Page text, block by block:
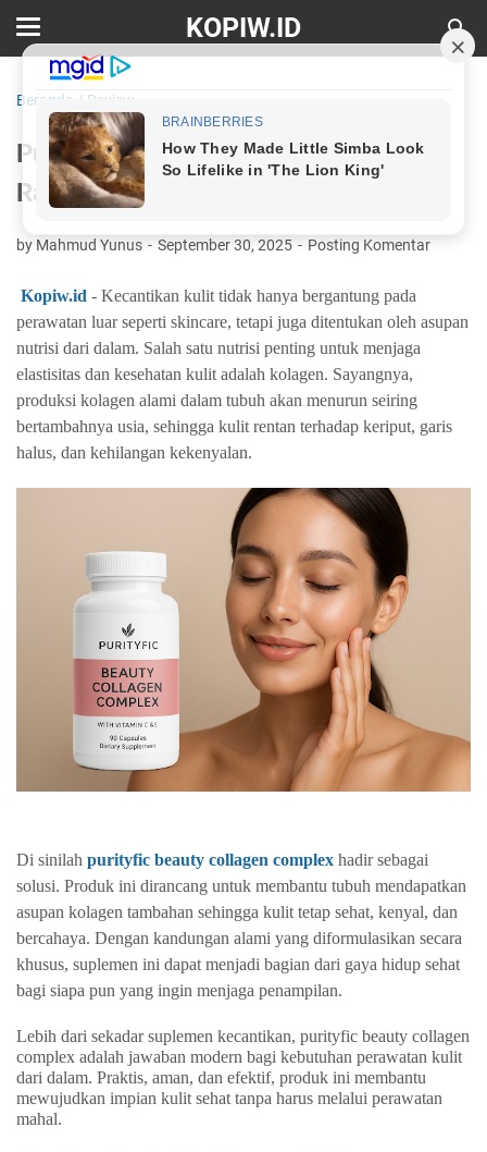
KOPIW.ID
Beranda / Review
Purityfic Beauty Collagen Complex,
Rahasia Kulit Sehat dan Awet Muda
by Mahmud Yunus September 30, 2025 Posting Komentar
Kopiw.id - Kecantikan kulit tidak hanya bergantung pada
perawatan luar seperti skincare, tetapi juga ditentukan oleh asupan
nutrisi dari dalam. Salah satu nutrisi penting untuk menjaga
elastisitas dan kesehatan kulit adalah kolagen. Sayangnya,
produksi kolagen alami dalam tubuh akan menurun seiring
bertambahnya usia, sehingga kulit rentan terhadap keriput, garis
halus, dan kehilangan kekenyalan.
Di sinilah purityfic beauty collagen complex hadir sebagai
solusi. Produk ini dirancang untuk membantu tubuh mendapatkan
asupan kolagen tambahan sehingga kulit tetap sehat, kenyal, dan
bercahaya. Dengan kandungan alami yang diformulasikan secara
khusus, suplemen ini dapat menjadi bagian dari gaya hidup sehat
bagi siapa pun yang ingin menjaga penampilan.
Lebih dari sekadar suplemen kecantikan, purityfic beauty collagen
complex adalah jawaban modern bagi kebutuhan perawatan kulit
dari dalam. Praktis, aman, dan efektif, produk ini membantu
mewujudkan impian kulit sehat tanpa harus melalui perawatan
mahal.